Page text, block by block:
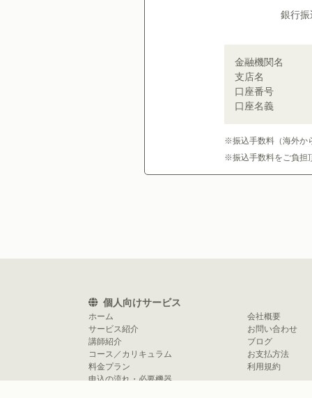
銀行
金融機関名
支店名
口座番号
口座名義
振込手数料（海外か
振込手数料をご負担
個人向けサービス
ホーム
サービス紹介
講師紹介
コース／カリキュラム
料金プラン
申込の流れ・必要機器
会社概要
お問い合わせ
ブログ
お支払方法
利用規約